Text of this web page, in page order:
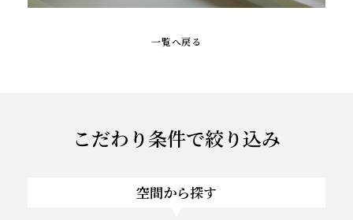
一覧へ戻る
こだわり条件で絞り込み
空間から探す